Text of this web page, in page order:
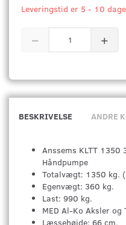
Leveringstid er 5 - 10
BESKRIVELSE ANDRE
Anssems KLTT
Håndpumpe
Totalvægt: 1350 kg.
Egenvægt: 360 kg.
Last: 990 kg.
MED Al-Ko Aksler og
Læssehøjde: 66 cm.